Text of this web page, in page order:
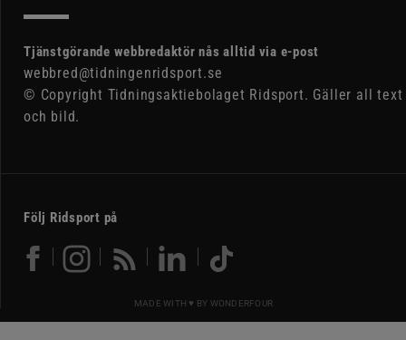
Tjänstgörande webbredaktör nås alltid via e-post
webbred@tidningenridsport.se
© Copyright Tidningsaktiebolaget Ridsport. Gäller all text
och bild.
Följ Ridsport på
MADE WITH ♥ BY WONDERFOUR